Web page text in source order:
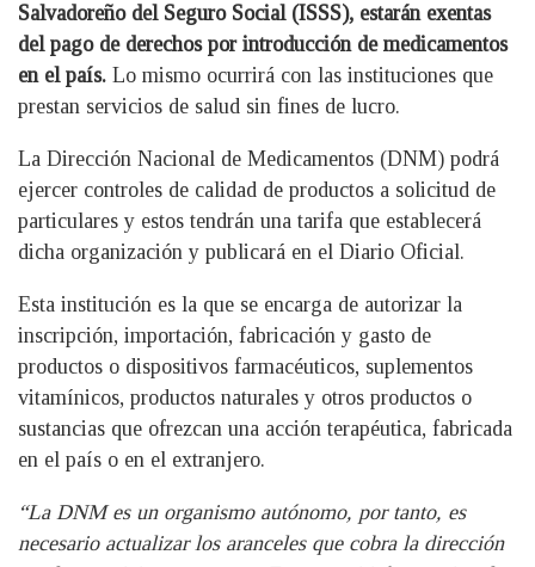
Salvadoreño del Seguro Social (ISSS), estarán exentas
del pago de derechos por introducción de medicamentos
en el país. Lo mismo ocurrirá con las instituciones que
prestan servicios de salud sin fines de lucro.
La Dirección Nacional de Medicamentos (DNM) podrá
ejercer controles de calidad de productos a solicitud de
particulares y estos tendrán una tarifa que establecerá
dicha organización y publicará en el Diario Oficial.
Esta institución es la que se encarga de autorizar la
inscripción, importación, fabricación y gasto de
productos o dispositivos farmacéuticos, suplementos
vitamínicos, productos naturales y otros productos o
sustancias que ofrezcan una acción terapéutica, fabricada
en el país o en el extranjero.
“La DNM es un organismo autónomo, por tanto, es
necesario actualizar los aranceles que cobra la dirección